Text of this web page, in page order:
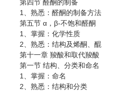
第四节 醛酮的制备
1、熟悉：醛酮的制备方法
第五节 α，β-不饱和醛酮
1、掌握：化学性质
2、熟悉：结构及烯酮、醌
第十一章 羧酸和取代羧酸
第一节 结构、分类和命名
1、掌握：命名
2、熟悉：结构和分类